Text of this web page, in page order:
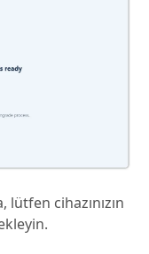
lütfen cihazınızın